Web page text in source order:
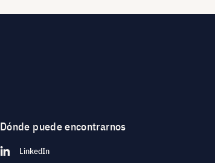
Dónde puede encontrarnos
LinkedIn